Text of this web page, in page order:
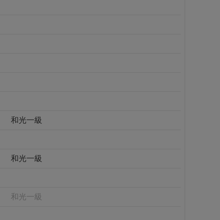
和光一級
和光一級
和光一級